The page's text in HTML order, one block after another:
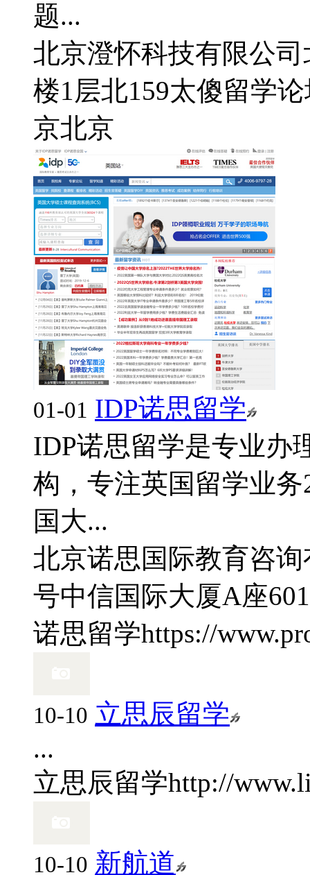
题...
北京澄怀科技有限公司
楼1层北159太傻留学
京北京
01-01 IDP诺思留学
IDP诺思留学是专业办
构，专注英国留学业
国大...
北京诺思国际教育咨
号中信国际大厦A座
诺思留学https://
10-10 立思辰留学
...
立思辰留学http://
10-10 新航道